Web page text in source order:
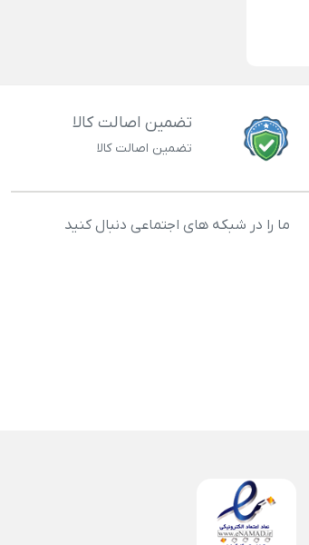
تضمین اصالت کالا
تضمین اصالت کالا
ما را در شبکه های اجتماعی دنبال کنید